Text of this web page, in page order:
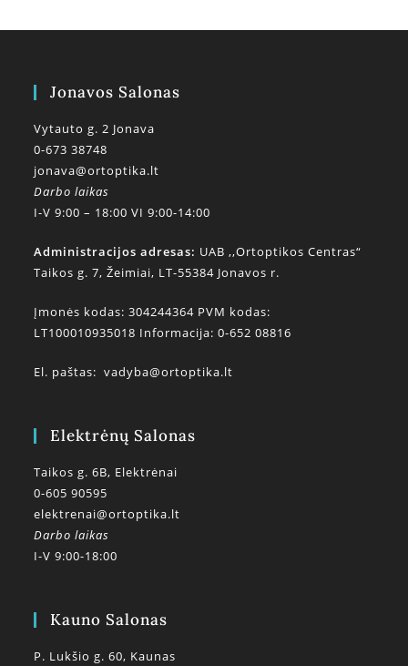
Jonavos Salonas
Vytauto g. 2 Jonava
0-673 38748
jonava@ortoptika.lt
Darbo laikas
I-V 9:00 – 18:00 VI 9:00-14:00
Administracijos adresas: UAB ,,Ortoptikos Centras“
Taikos g. 7, Žeimiai, LT-55384 Jonavos r.
Įmonės kodas: 304244364 PVM kodas:
LT100010935018 Informacija: 0-652 08816
El. paštas:vadyba@ortoptika.lt
Elektrėnų Salonas
Taikos g. 6B, Elektrėnai
0-605 90595
elektrenai@ortoptika.lt
Darbo laikas
I-V 9:00-18:00
Kauno Salonas
P. Lukšio g. 60, Kaunas